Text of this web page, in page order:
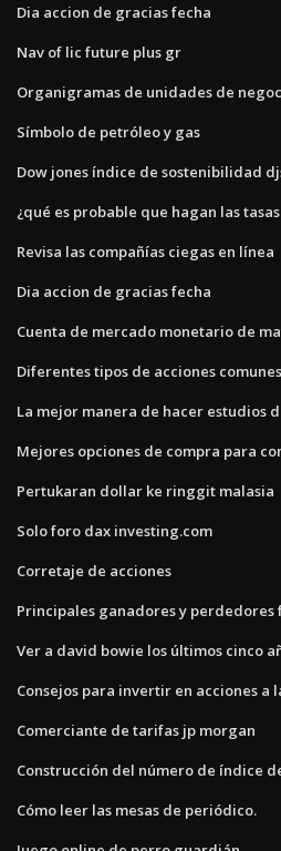
Dia accion de gracias fecha
Nav of lic future plus gr
Organigramas de unidades de
Símbolo de petróleo y gas
Dow jones índice de sostenibilidad
¿qué es probable que hagan las tasas
Revisa las compañías ciegas en línea
Dia accion de gracias fecha
Cuenta de mercado monetario de
Diferentes tipos de acciones comunes
La mejor manera de hacer estudios
Mejores opciones de compra para
Pertukaran dollar ke ringgit malasia
Solo foro dax investing.com
Corretaje de acciones
Principales ganadores y perdedores
Ver a david bowie los últimos cinco
Consejos para invertir en acciones a
Comerciante de tarifas jp morgan
Construcción del número de índice
Cómo leer las mesas de periódico.